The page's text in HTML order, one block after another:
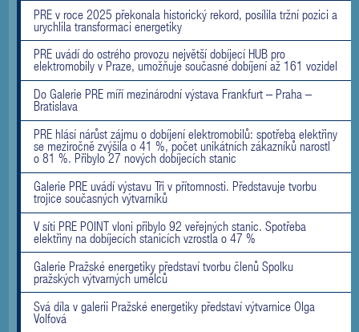
PRE v roce 2025 překonala historický rekord, posílila tržní pozici a
urychlila transformaci energetiky
PRE uvádí do ostrého provozu největší dobíjecí HUB pro
elektromobily v Praze, umožňuje současné dobíjení až 161 vozidel
Do Galerie PRE míří mezinárodní výstava Frankfurt – Praha –
Bratislava
PRE hlásí nárůst zájmu o dobíjení elektromobilů: spotřeba elektřiny
se meziročně zvýšila o 41 %, počet unikátních zákazníků narostl
o 81 %. Přibylo 27 nových dobíjecích stanic
Galerie PRE uvádí výstavu Tři v přítomnosti. Představuje tvorbu
trojice současných výtvarníků
V síti PRE POINT vloni přibylo 92 veřejných stanic. Spotřeba
elektřiny na dobíjecích stanicích vzrostla o 47 %
Galerie Pražské energetiky představí tvorbu členů Spolku
pražských výtvarných umělců
Svá díla v galerii Pražské energetiky představí výtvarnice Olga
Volfová